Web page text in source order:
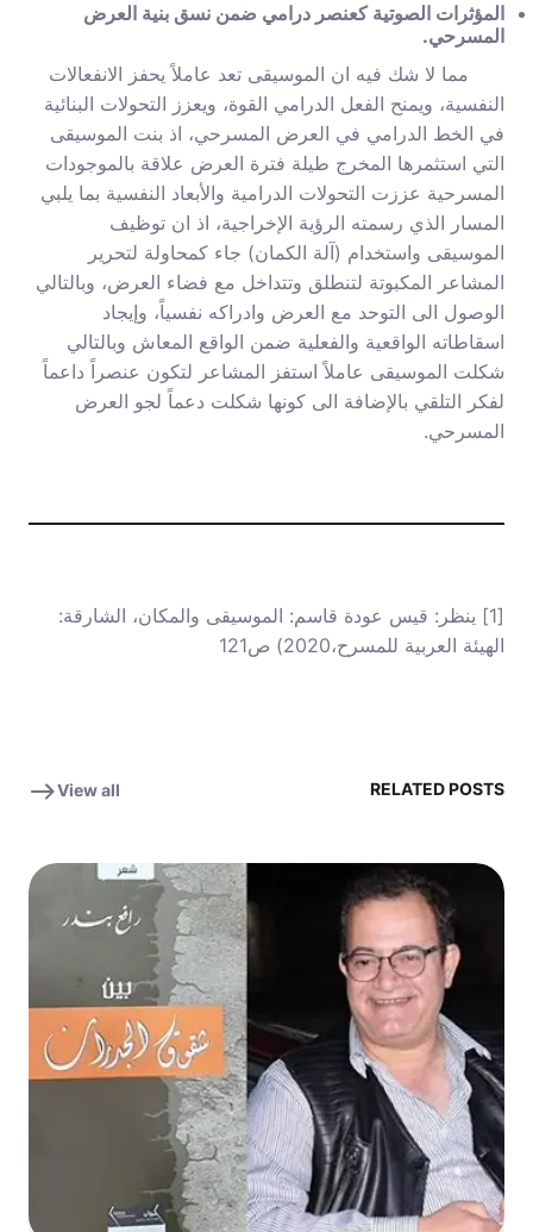
المؤثرات الصوتية كعنصر درامي ضمن نسق بنية العرض
المسرحي.
مما لا شك فيه ان الموسيقى تعد عاملاً يحفز الانفعالات
النفسية، ويمنح الفعل الدرامي القوة، ويعزز التحولات البنائية
في الخط الدرامي في العرض المسرحي، اذ بنت الموسيقى
التي استثمرها المخرج طيلة فترة العرض علاقة بالموجودات
المسرحية عززت التحولات الدرامية والأبعاد النفسية بما يلبي
المسار الذي رسمته الرؤية الإخراجية، اذ ان توظيف
الموسيقى واستخدام (آلة الكمان) جاء كمحاولة لتحرير
المشاعر المكبوتة لتنطلق وتتداخل مع فضاء العرض، وبالتالي
الوصول الى التوحد مع العرض وادراكه نفسياً، وإيجاد
اسقاطاته الواقعية والفعلية ضمن الواقع المعاش وبالتالي
شكلت الموسيقى عاملاً استفز المشاعر لتكون عنصراً داعماً
لفكر التلقي بالإضافة الى كونها شكلت دعماً لجو العرض
المسرحي.
[1]
ينظر: قيس عودة قاسم: الموسيقى والمكان، الشارقة:
الهيئة العربية للمسرح،2020) ص121
RELATED POSTS
View all